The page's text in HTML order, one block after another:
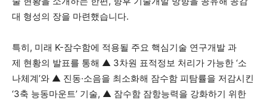
대 형성의 장을 마련했습니다.
특히, 미래 K-잠수함에 적용될 주요 핵심기술 연구개발 과
제 현황의 발표를 통해 ▲ 3차원 표적정보 처리가 가능한 ‘소
나체계’와 ▲ 진동·소음을 최소화해 잠수함 피탐률을 저감시킨
‘3축 능동마운트’ 기술, ▲ 잠수함 잠항능력을 강화하기 위한